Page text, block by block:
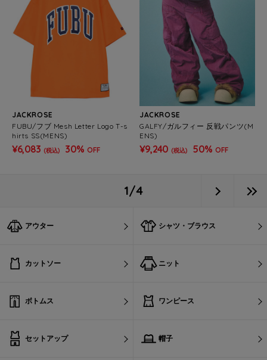
JACKROSE
FUBU/フブ Mesh Letter Logo T-s
hirts SS(MENS)
¥6,083 (税込) 30% OFF
JACKROSE
GALFY/ガルフィー 反戦パンツ(M
ENS)
¥9,240 (税込) 50% OFF
1/4
アウター シャツ・ブラウス
カットソー ニット
ボトムス ワンピース
セットアップ 帽子